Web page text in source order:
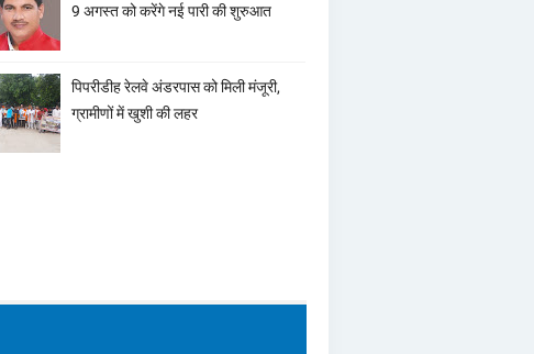
9 अगस्त को करेंगे नई पारी की शुरुआत
पिपरीडीह रेलवे अंडरपास को मिली मंजूरी,
ग्रामीणों में खुशी की लहर